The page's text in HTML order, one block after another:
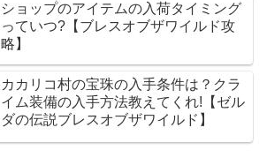
ショップのアイテムの入荷タイミング
っていつ?【ブレスオブザワイルド攻
略】
カカリコ村の宝珠の入手条件は？クラ
イム装備の入手方法教えてくれ!【ゼル
ダの伝説ブレスオブザワイルド】